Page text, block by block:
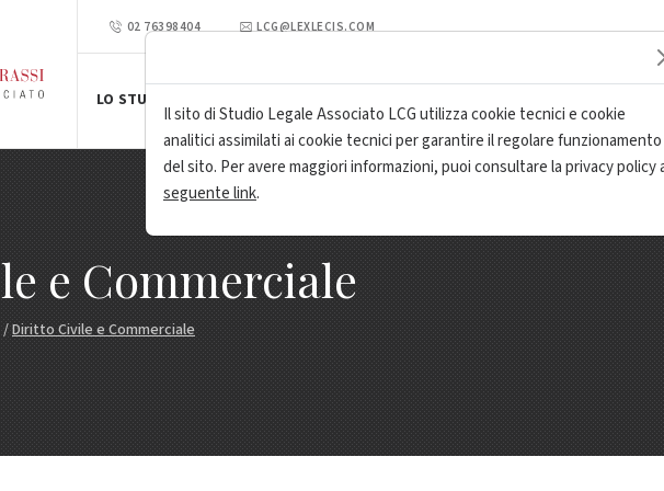
02 76398404 LCG@LEXLECIS.COM
LO STUDIO
e Commerciale
/Diritto Civile e Commerciale
Il sito di Studio Legale Associato LCG utilizza cookie tecnici e cookie
analitici assimilati ai cookie tecnici per garantire il regolare funzionamento
del sito. Per avere maggiori informazioni, puoi consultare la privacy policy
seguente link.